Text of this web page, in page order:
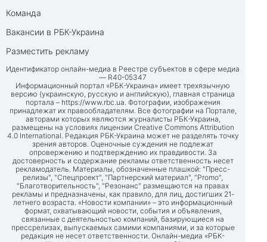
Команда
Вакансии в РБК-Украина
Разместить рекламу
Идентификатор онлайн-медиа в Реестре субъектов в сфере медиа
— R40-05347
Информационный портал «РБК-Украина» имеет трехязычную
версию (украинскую, русскую и английскую), главная страница
портала – https://www.rbc.ua. Фотографии, изображения
принадлежат их правообладателям. Все фотографии на Портале,
авторами которых являются журналисты РБК-Украина,
размещены на условиях лицензии Creative Commons Attribution
4.0 International. Редакция РБК-Украина может не разделять точку
зрения авторов. Оценочные суждения не подлежат
опровержению и подтверждению их правдивости. За
достоверность и содержание рекламы ответственность несет
рекламодатель. Материалы, обозначенные плашкой: "Пресс-
релизы", "Спецпроект", "Партнерский материал", "Promo",
"Благотворительность", "Резонанс" размещаются на правах
рекламы и предназначены, как правило, для лиц, достигших 21-
летнего возраста. «Новости компании» – это информационный
формат, охватывающий новости, события и объявления,
связанные с деятельностью компаний, базирующиеся на
прессрелизах, выпускаемых самими компаниями, и за которые
редакция не несет ответственности. Онлайн-медиа «РБК-